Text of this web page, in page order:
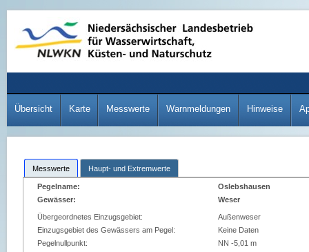
Übersicht Karte Messwerte Warnmeldungen Hinweise
Messwerte Haupt- und Extremwerte
Pegelname:
Oslebshausen
Gewässer:
Weser
Übergeordnetes Einzugsgebiet:
Außenweser
Einzugsgebiet des Gewässers am Pegel:
Keine Daten
Pegelnullpunkt:
NN -5,01 m